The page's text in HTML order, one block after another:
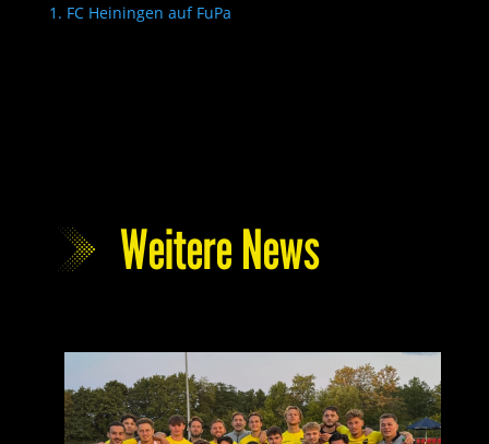
1. FC Heiningen auf FuPa
Weitere News